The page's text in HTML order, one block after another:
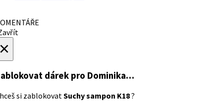
dárek pro Dominika…
si zablokovatSuchy sampon K18?